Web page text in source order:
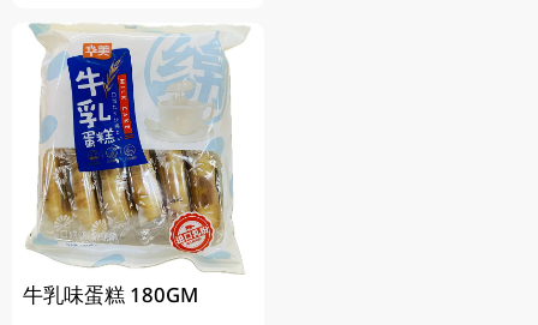
牛乳味蛋糕 180GM